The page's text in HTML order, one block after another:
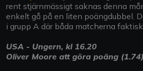
rent stjärnmässigt saknas denna
enkelt gå på en liten poängdubbel.
i grupp A där båda matcherna
USA - Ungern, kl 16.20
Oliver Moore att göra poäng (1.74)